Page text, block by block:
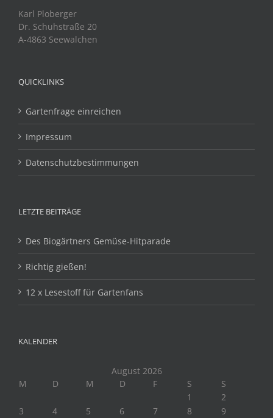
Karl Ploberger
Dr. Schuhstraße 20
A-4863 Seewalchen
QUICKLINKS
Gartenfrage einreichen
Impressum
Datenschutzbestimmungen
LETZTE BEITRÄGE
Des Biogärtners Gemüse-Hitparade
Richtig gießen!
12 x Lesestoff für Gartenfans
KALENDER
August 2026
M
D M D F S
S
1
2
3
4 5 6 7 8 9